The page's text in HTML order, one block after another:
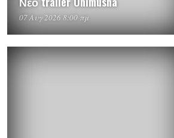
07 Αυγ 2026 8:00 πμ